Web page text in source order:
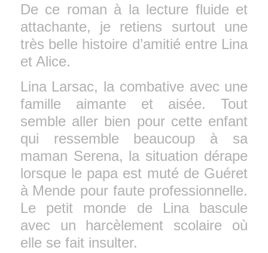
De ce roman à la lecture fluide et
attachante, je retiens surtout une
très belle histoire d’amitié entre Lina
et Alice.
Lina Larsac, la combative avec une
famille aimante et aisée. Tout
semble aller bien pour cette enfant
qui ressemble beaucoup à sa
maman Serena, la situation dérape
lorsque le papa est muté de Guéret
à Mende pour faute professionnelle.
Le petit monde de Lina bascule
avec un harcèlement scolaire où
elle se fait insulter.